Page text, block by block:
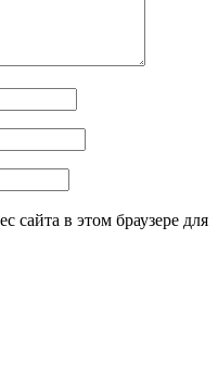
сайта в этом браузере для